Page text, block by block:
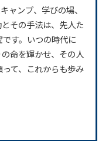
ャンプ、学びの場、
その手法は、先人た
す。いつの時代に
命を輝かせ、その人
て、これからも歩み